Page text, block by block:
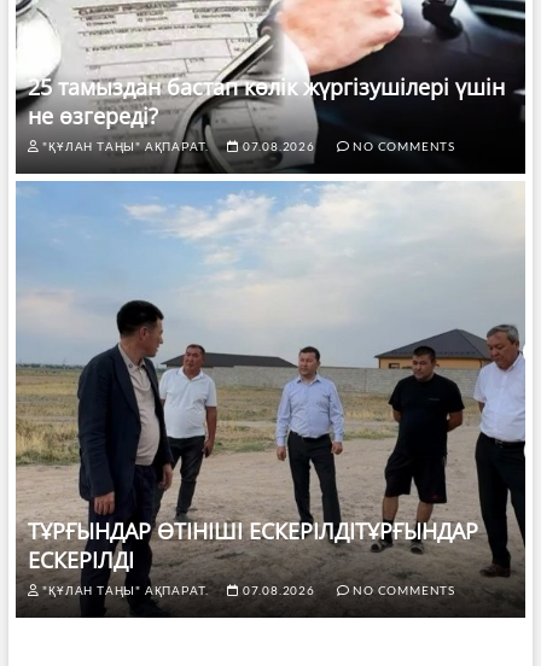
25 тамыздан бастап көлік жүргізушілері үшін
не өзгереді?
"ҚҰЛАН ТАҢЫ" АҚПАРАТ. 07.08.2026 NO COMMENTS
ТҰРҒЫНДАР ӨТІНІШІ ЕСКЕРІЛДІТҰРҒЫНДАР
ЕСКЕРІЛДІ
"ҚҰЛАН ТАҢЫ" АҚПАРАТ. 07.08.2026 NO COMMENTS